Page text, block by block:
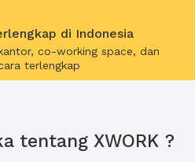
di Indonesia
co-working space, dan
terlengkap
tentang XWORK ?